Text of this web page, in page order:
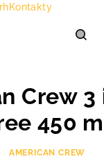
Kontakty
Crew 3
450
AMERICAN CREW